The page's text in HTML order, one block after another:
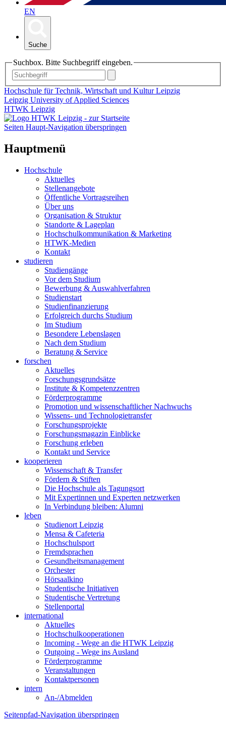
EN
Suche
Suchbox. Bitte Suchbegriff eingeben.
Hochschule für Technik, Wirtschaft und Kultur Leipzig
Leipzig University of Applied Sciences
HTWK Leipzig
Seiten Haupt-Navigation überspringen
Hauptmenü
Hochschule
Aktuelles
Stellenangebote
Öffentliche Vortragsreihen
Über uns
Organisation & Struktur
Standorte & Lageplan
Hochschulkommunikation & Marketing
HTWK-Medien
Kontakt
studieren
Studiengänge
Vor dem Studium
Bewerbung & Auswahlverfahren
Studienstart
Studienfinanzierung
Erfolgreich durchs Studium
Im Studium
Besondere Lebenslagen
Nach dem Studium
Beratung & Service
forschen
Aktuelles
Forschungsgrundsätze
Institute & Kompetenzzentren
Förderprogramme
Promotion und wissenschaftlicher Nachwuchs
Wissens- und Technologietransfer
Forschungsprojekte
Forschungsmagazin Einblicke
Forschung erleben
Kontakt und Service
kooperieren
Wissenschaft & Transfer
Fördern & Stiften
Die Hochschule als Tagungsort
Mit Expertinnen und Experten netzwerken
In Verbindung bleiben: Alumni
leben
Studienort Leipzig
Mensa & Cafeteria
Hochschulsport
Fremdsprachen
Gesundheitsmanagement
Orchester
Hörsaalkino
Studentische Initiativen
Studentische Vertretung
Stellenportal
international
Aktuelles
Hochschulkooperationen
Incoming - Wege an die HTWK Leipzig
Outgoing - Wege ins Ausland
Förderprogramme
Veranstaltungen
Kontaktpersonen
intern
An-/Abmelden
Seitenpfad-Navigation überspringen